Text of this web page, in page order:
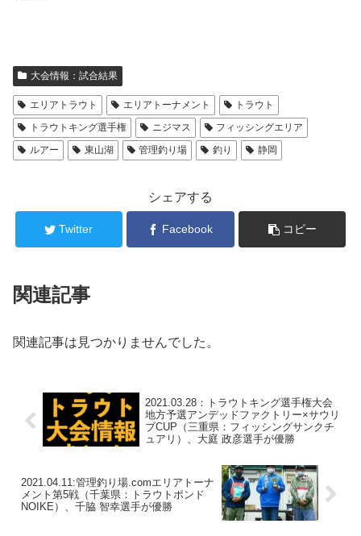
大会情報：試合結果
エリアトラウト エリアトーナメント
トラウト
トラウトキング選手権
ニジマス
フィッシングエリア
ルアー
東山湖 管理釣り場 釣り 静岡
シェアする
Twitter Facebook コピー
関連記事
関連記事は見つかりませんでした。
2021.03.28：トラウトキング選手権大会
地方予選アンデッドファクトリー×サウリ
ブCUP（三重県：フィッシングサンクチ
ュアリ）、大庭 政彦選手が優勝
2021.04.11:管理釣り場.comエリアトーナ
メント第5戦（千葉県：トラウトポンド
NOIKE）、千脇 智幸選手が優勝